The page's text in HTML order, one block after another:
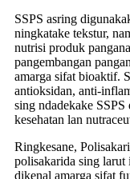
SSPS asring
ningkatake tekstur,
nutrisi produk
pangembangan
amarga sifat bioaktif.
antioksidan, anti-
sing ndadekake
kesehatan lan
Ringkesane,
polisakarida sing larut
dikenal amarga sifat